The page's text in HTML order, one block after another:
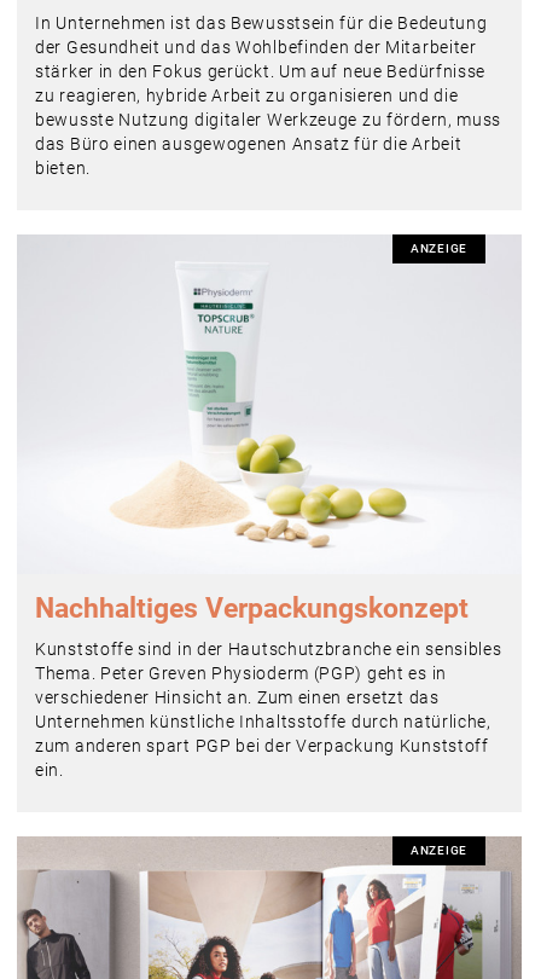
In Unternehmen ist das Bewusstsein für die Bedeutung
der Gesundheit und das Wohlbefinden der Mitarbeiter
stärker in den Fokus gerückt. Um auf neue Bedürfnisse
zu reagieren, hybride Arbeit zu organisieren und die
bewusste Nutzung digitaler Werkzeuge zu fördern, muss
das Büro einen ausgewogenen Ansatz für die Arbeit
bieten.
ANZEIGE
Nachhaltiges Verpackungskonzept
Kunststoffe sind in der Hautschutzbranche ein sensibles
Thema. Peter Greven Physioderm (PGP) geht es in
verschiedener Hinsicht an. Zum einen ersetzt das
Unternehmen künstliche Inhaltsstoffe durch natürliche,
zum anderen spart PGP bei der Verpackung Kunststoff
ein.
ANZEIGE